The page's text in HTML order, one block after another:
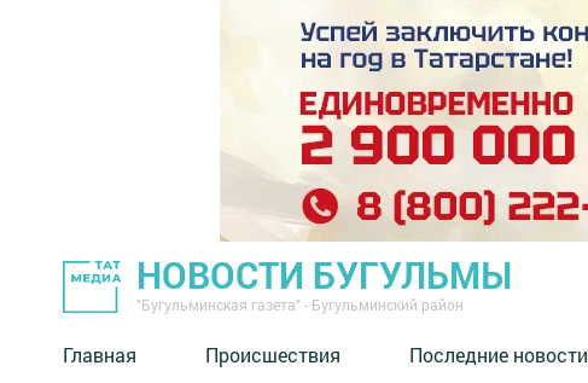
НОВОСТИ БУГУЛЬМЫ
"Бугульминская газета" - Бугульминский район
Главная Происшествия Последние новости